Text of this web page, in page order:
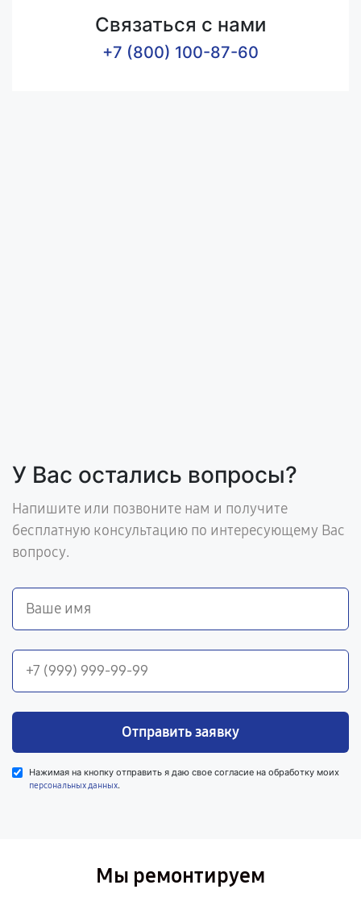
Связаться с нами
+7 (800) 100-87-60
У Вас остались вопросы?
Напишите или позвоните нам и получите
бесплатную консультацию по интересующему Вас
вопросу.
Отправить заявку
Нажимая на кнопку отправить я даю свое согласие на обработку моих
персональных данных.
Мы ремонтируем